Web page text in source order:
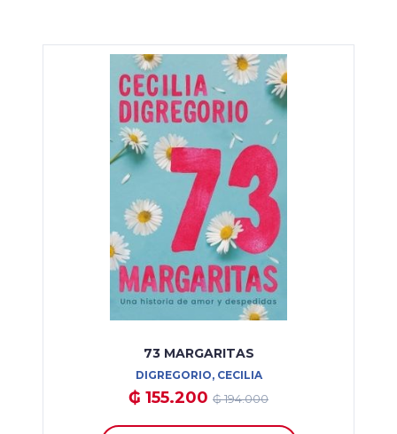
73 MARGARITAS
DIGREGORIO, CECILIA
₲ 155.200 ₲ 194.000